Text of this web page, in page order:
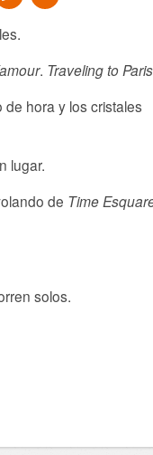
. Traveling to Paris
hora y los cristales
lugar.
de Time
solos.